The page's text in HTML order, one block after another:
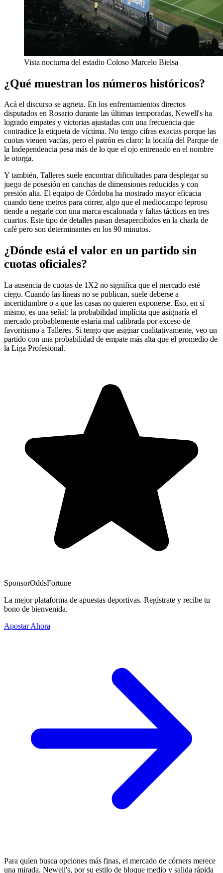
Vista nocturna del estadio Coloso Marcelo Bielsa
¿Qué muestran los números históricos?
Acá el discurso se agrieta. En los enfrentamientos directos
disputados en Rosario durante las últimas temporadas, Newell's ha
logrado empates y victorias ajustadas con una frecuencia que
contradice la etiqueta de víctima. No tengo cifras exactas porque las
cuotas vienen vacías, pero el patrón es claro: la localía del Parque de
la Independencia pesa más de lo que el ojo entrenado en el nombre
le otorga.
Y también, Talleres suele encontrar dificultades para desplegar su
juego de posesión en canchas de dimensiones reducidas y con
presión alta. El equipo de Córdoba ha mostrado mayor eficacia
cuando tiene metros para correr, algo que el mediocampo leproso
tiende a negarle con una marca escalonada y faltas tácticas en tres
cuartos. Este tipo de detalles pasan desapercibidos en la charla de
café pero son determinantes en los 90 minutos.
¿Dónde está el valor en un partido sin
cuotas oficiales?
La ausencia de cuotas de 1X2 no significa que el mercado esté
ciego. Cuando las líneas no se publican, suele deberse a
incertidumbre o a que las casas no quieren exponerse. Eso, en sí
mismo, es una señal: la probabilidad implícita que asignaría el
mercado probablemente estaría mal calibrada por exceso de
favoritismo a Talleres. Si tengo que asignar cualitativamente, veo un
partido con una probabilidad de empate más alta que el promedio de
la Liga Profesional.
SponsorOddsFortune
La mejor plataforma de apuestas deportivas. Regístrate y recibe tu
bono de bienvenida.
Apostar Ahora
Para quien busca opciones más finas, el mercado de córners merece
una mirada. Newell's, por su estilo de bloque medio y salida rápida